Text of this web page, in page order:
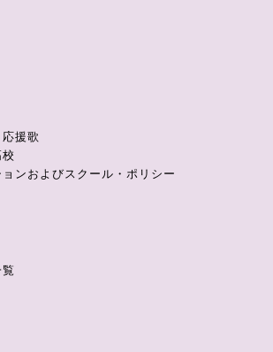
援歌
ンおよびスクール・ポリシー